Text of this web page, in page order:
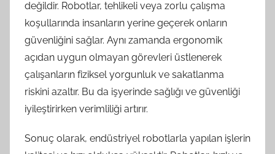
değildir. Robotlar, tehlikeli veya zorlu çalışma
koşullarında insanların yerine geçerek onların
güvenliğini sağlar. Aynı zamanda ergonomik
açıdan uygun olmayan görevleri üstlenerek
çalışanların fiziksel yorgunluk ve sakatlanma
riskini azaltır. Bu da işyerinde sağlığı ve güvenliği
iyileştirirken verimliliği artırır.
Sonuç olarak, endüstriyel robotlarla yapılan işlerin